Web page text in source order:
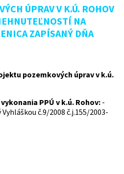
ÚPRAV V K.Ú. ROHOV
NA
ZAPÍSANÝ DŇA
pozemkových úprav v k.ú.
PPÚ v k.ú. Rohov: -
č.9/2008 č.j.155/2003-